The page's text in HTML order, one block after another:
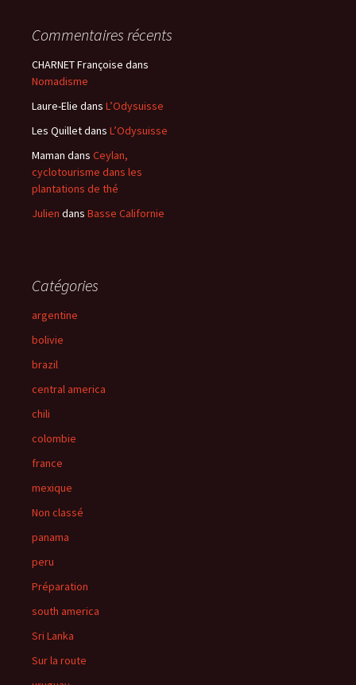
Commentaires récents
CHARNET Françoise dans
Nomadisme
Laure-Elie dans L’Odysuisse
Les Quilletdans L’Odysuisse
Maman dans Ceylan,
cyclotourisme dans les
plantations de thé
Julien dans Basse Californie
Catégories
argentine
bolivie
brazil
central america
chili
colombie
france
mexique
Non classé
panama
peru
Préparation
south america
Sri Lanka
Sur la route